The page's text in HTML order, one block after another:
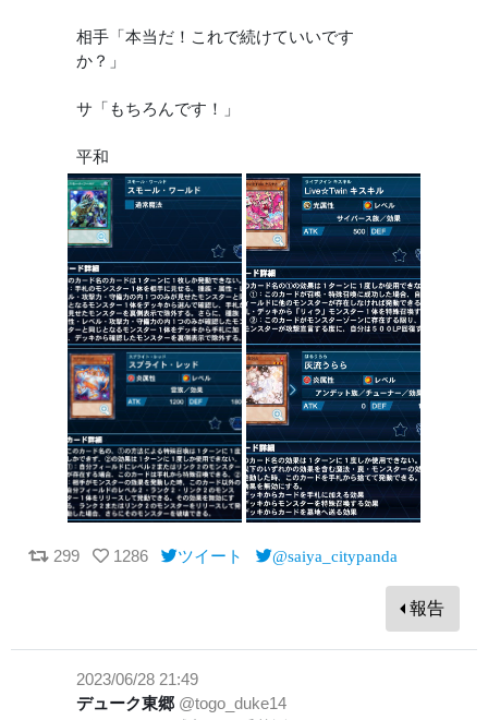
相手「本当だ！これで続けていいです
か？」
サ「もちろんです！」
平和
299 1286 ツイート @saiya_citypanda
報告
2023/06/28 21:49
デューク東郷 @togo_duke14